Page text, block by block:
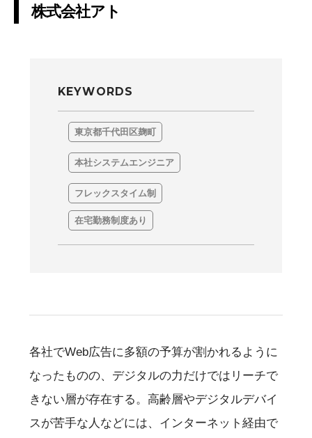
株式会社アト
KEYWORDS
東京都千代田区麹町
本社システムエンジニア
フレックスタイム制
在宅勤務制度あり
各社でWeb広告に多額の予算が割かれるように
なったものの、デジタルの力だけではリーチで
きない層が存在する。高齢層やデジタルデバイ
スが苦手な人などには、インターネット経由で